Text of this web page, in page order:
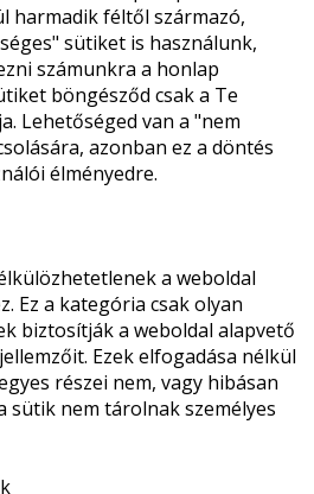
harmadik féltől származó,
sütiket is használunk,
számunkra a honlap
böngésződ csak a Te
Lehetőséged van a "nem
azonban ez a döntés
élményedre.
a weboldal
Ez a kategória csak olyan
biztosítják a weboldal alapvető
Ezek elfogadása nélkül
részei nem, vagy hibásan
sütik nem tárolnak személyes